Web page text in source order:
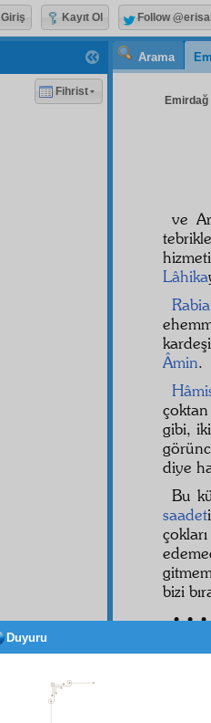
Arama
Emirdağ
ve
Lâhika
Âmin.
gibi,
diye
Bu
saadet
bizi
• • •
Fihrist
Giriş Kayıt Ol Follow
Duyuru